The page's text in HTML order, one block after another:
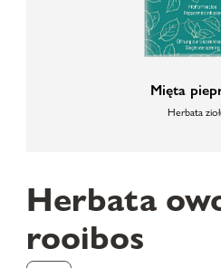
Mięta
Herbata
Herbata
rooibos